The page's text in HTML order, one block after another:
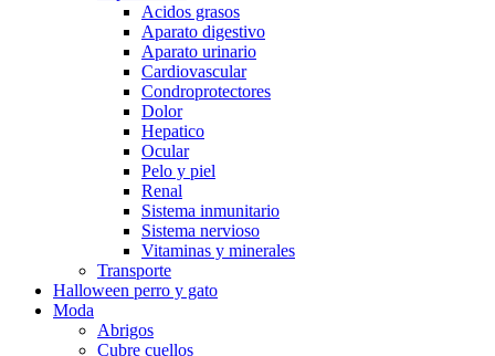
Acidos grasos
Aparato digestivo
Aparato urinario
Cardiovascular
Condroprotectores
Dolor
Hepatico
Ocular
Pelo y piel
Renal
Sistema inmunitario
Sistema nervioso
Vitaminas y minerales
Transporte
Halloween perro y gato
Moda
Abrigos
Cubre cuellos